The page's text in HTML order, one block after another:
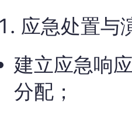
应急处置与
建立应急响
分配；